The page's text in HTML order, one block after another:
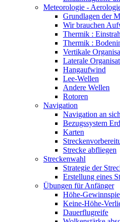
Meteorologie -
Grundlagen der
Wir brauchen
Thermik :
Thermik :
Vertikale
Laterale
Hangaufwind
Lee-Wellen
Andere Wellen
Rotoren
Navigation
Navigation an sich
Bezugssystem
Karten
Strecke abfliegen
Streckenwahl
Strategie der
Erstellung eines
Übungen für Anfänger
Höhe-
Keine-Höhe-
Dauerflugreife